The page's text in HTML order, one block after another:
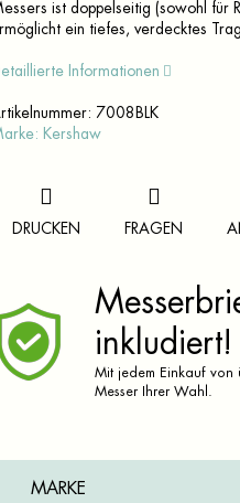
ist doppelseitig (sowohl für
ein tiefes, verdecktes
Informationen
7008BLK
Kershaw
DRUCKEN FRAGEN
inkludiert!
Mit jedem Einkauf von
Messer Ihrer Wahl.
MARKE